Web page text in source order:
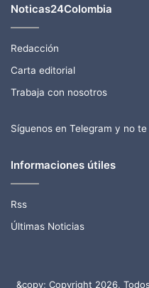
Noticas24Colombia
Redacción
Carta editorial
Trabaja con nosotros
Síguenos en Telegram y no
Informaciones útiles
Rss
Últimas Noticias
&copy; Copyright 2026,